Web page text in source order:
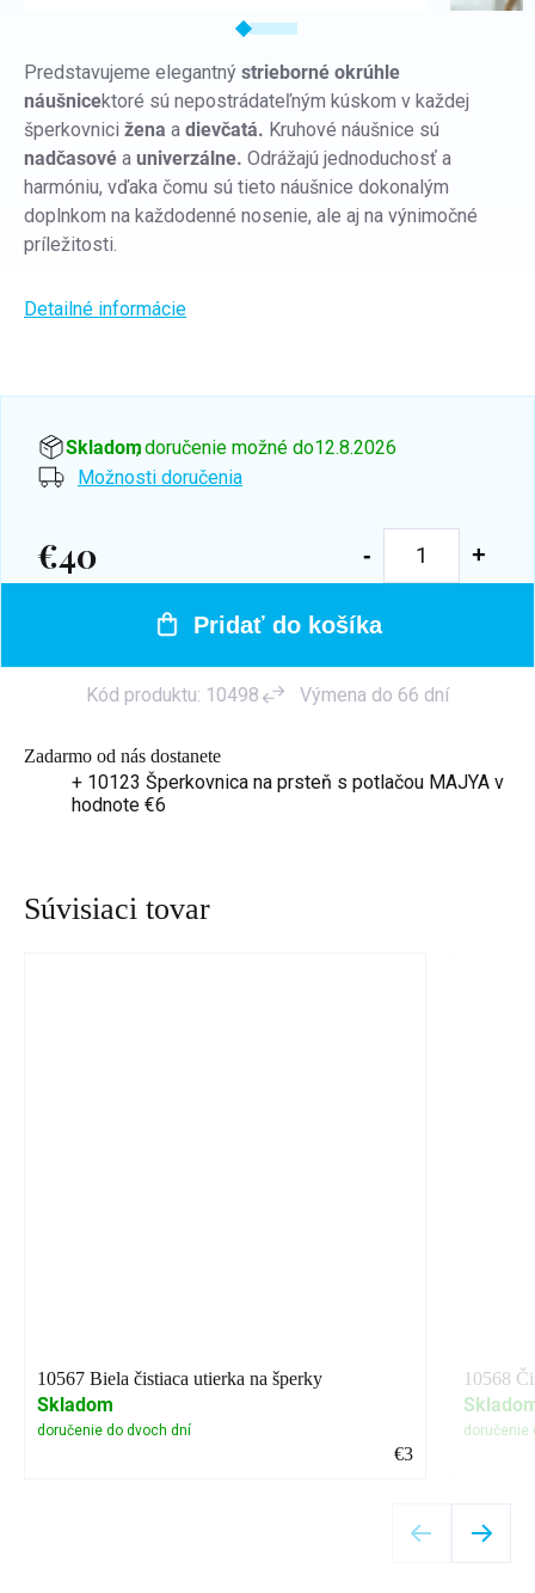
Zadarmo od nás dostanete
+ 10123 Šperkovnica na prsteň s potlačou MAJYA v
hodnote €6
Predstavujeme elegantný strieborné okrúhle
náušnicektoré sú nepostrádateľným kúskom v každej
šperkovnici žena a dievčatá. Kruhové náušnice sú
nadčasové a univerzálne. Odrážajú jednoduchosť a
harmóniu, vďaka čomu sú tieto náušnice dokonalým
doplnkom na každodenné nosenie, ale aj na výnimočné
príležitosti.
Detailné informácie
Skladom, doručenie možné do12.8.2026
Možnosti doručenia
€40
Jednotková
Pridať do košíka
Kód produktu: 10498 Výmena do 66 dní
Súvisiaci tovar
10567 Biela čistiaca utierka na šperky
€3
Skladom
10568